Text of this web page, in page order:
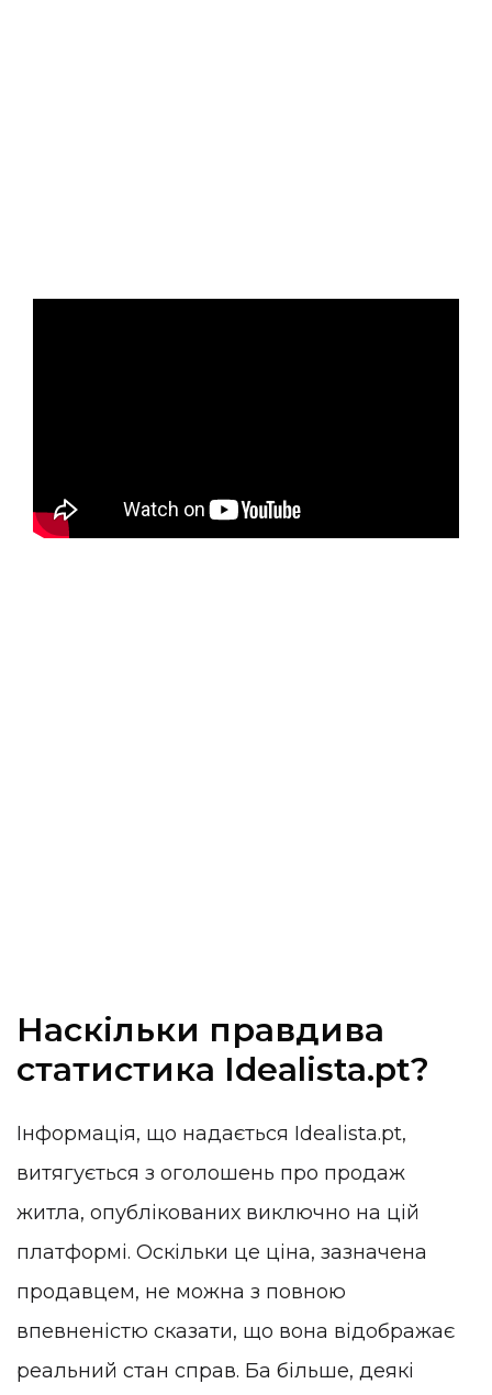
Наскільки правдива
статистика Idealista.pt?
Інформація, що надається Idealista.pt,
витягується з оголошень про продаж
житла, опублікованих виключно на цій
платформі. Оскільки це ціна, зазначена
продавцем, не можна з повною
впевненістю сказати, що вона відображає
реальний стан справ. Ба більше, деякі